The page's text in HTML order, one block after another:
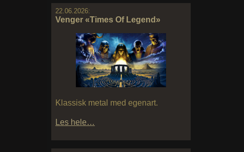
22.06.2026:
Venger «Times Of Legend»
Klassisk metal med egenart.
Les hele…